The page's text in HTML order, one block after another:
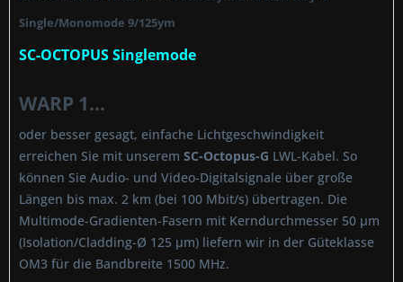
Single/Monomode 9/125ym
SC-OCTOPUS Singlemode
WARP 1...
oder besser gesagt, einfache Lichtgeschwindigkeit
erreichen Sie mit unserem SC-Octopus-G LWL-Kabel. So
können Sie Audio- und Video-Digitalsignale über große
Längen bis max. 2 km (bei 100 Mbit/s) übertragen. Die
Multimode-Gradienten-Fasern mit Kerndurchmesser 50 µm
(Isolation/Cladding-Ø 125 µm) liefern wir in der Güteklasse
OM3 für die Bandbreite 1500 MHz.